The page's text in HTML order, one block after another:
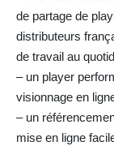
de partage de
distributeurs
de travail au
– un player
visionnage en
– un
mise en ligne